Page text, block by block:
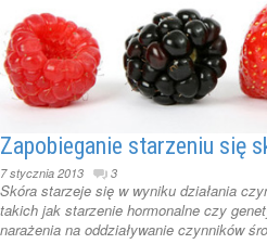
Zapobieganie starzeniu się
7 stycznia 2013 3
Skóra starzeje się w wyniku działania
takich jak starzenie hormonalne czy
narażenia na oddziaływanie czynników